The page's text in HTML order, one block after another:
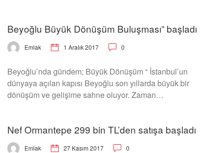
Beyoğlu Büyük Dönüşüm Buluşması” başladı
Emlak 1 Aralık 2017 0
Beyoğlu’nda gündem; Büyük Dönüşüm “ İstanbul’un
dünyaya açılan kapısı Beyoğlu son yıllarda büyük bir
dönüşüm ve gelişime sahne oluyor. Zaman…
Nef Ormantepe 299 bin TL’den satışa başladı
Emlak 27 Kasım 2017 0